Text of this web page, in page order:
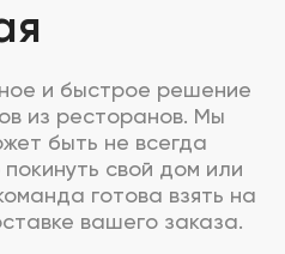
и быстрое решение
из ресторанов. Мы
быть не всегда
свой дом или
готова взять на
вашего заказа.